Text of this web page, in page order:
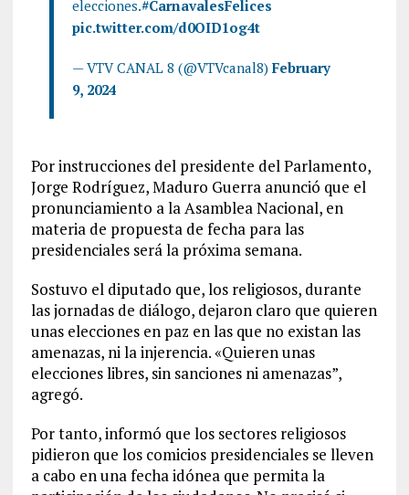
elecciones.#CarnavalesFelices
pic.twitter.com/d0OID1og4t
— VTV CANAL 8 (@VTVcanal8) February
9, 2024
Por instrucciones del presidente del Parlamento,
Jorge Rodríguez, Maduro Guerra anunció que el
pronunciamiento a la Asamblea Nacional, en
materia de propuesta de fecha para las
presidenciales será la próxima semana.
Sostuvo el diputado que, los religiosos, durante
las jornadas de diálogo, dejaron claro que quieren
unas elecciones en paz en las que no existan las
amenazas, ni la injerencia. «Quieren unas
elecciones libres, sin sanciones ni amenazas”,
agregó.
Por tanto, informó que los sectores religiosos
pidieron que los comicios presidenciales se lleven
a cabo en una fecha idónea que permita la